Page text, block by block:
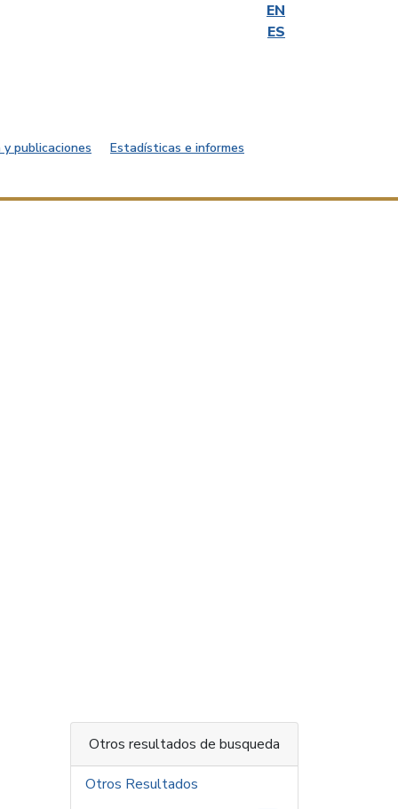
EN
ES
publicaciones Estadísticas e informes
Otros resultados de busqueda
Otros Resultados